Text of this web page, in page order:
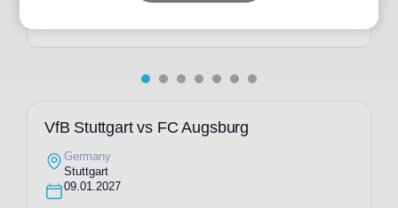
VfB Stuttgart vs FC Augsburg
Germany
Stuttgart
09.01.2027